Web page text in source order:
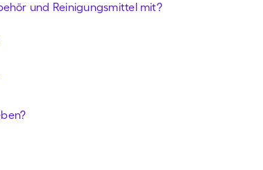
und Reinigungsmittel mit?